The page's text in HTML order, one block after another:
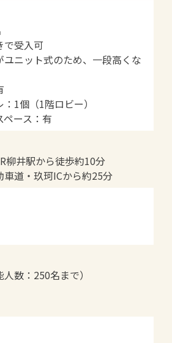
で受入可
ニット式のため、一段高くな
1個（1階ロビー）
ース：有
柳井駅から徒歩約10分
車道・玖珂ICから約25分
数：250名まで）